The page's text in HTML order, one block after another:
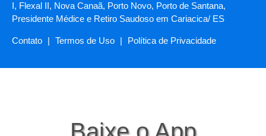
I, Flexal II, Nova Canaã, Porto Novo, Porto de Santana,
Presidente Médice e Retiro Saudoso em Cariacica/ ES
Contato | Termos de Uso | Política de Privacidade